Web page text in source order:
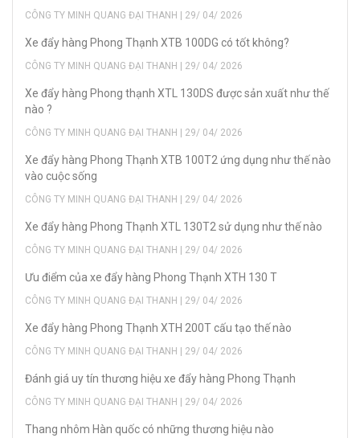
CÔNG TY MINH QUANG ĐẠI THANH | 29/ 04/ 2026
Xe đẩy hàng Phong Thạnh XTB 100DG có tốt không?
CÔNG TY MINH QUANG ĐẠI THANH | 29/ 04/ 2026
Xe đẩy hàng Phong thạnh XTL 130DS được sản xuất như thế
nào ?
CÔNG TY MINH QUANG ĐẠI THANH | 29/ 04/ 2026
Xe đẩy hàng Phong Thạnh XTB 100T2 ứng dụng như thế nào
vào cuộc sống
CÔNG TY MINH QUANG ĐẠI THANH | 29/ 04/ 2026
Xe đẩy hàng Phong Thạnh XTL 130T2 sử dụng như thế nào
CÔNG TY MINH QUANG ĐẠI THANH | 29/ 04/ 2026
Ưu điểm của xe đẩy hàng Phong Thạnh XTH 130 T
CÔNG TY MINH QUANG ĐẠI THANH | 29/ 04/ 2026
Xe đẩy hàng Phong Thạnh XTH 200T cấu tạo thế nào
CÔNG TY MINH QUANG ĐẠI THANH | 29/ 04/ 2026
Đánh giá uy tín thương hiệu xe đẩy hàng Phong Thạnh
CÔNG TY MINH QUANG ĐẠI THANH | 29/ 04/ 2026
Thang nhôm Hàn quốc có những thương hiệu nào